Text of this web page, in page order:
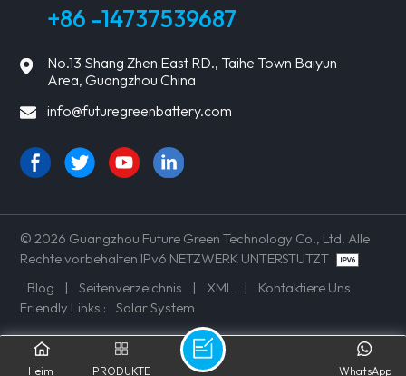
+86 -14737539687
No.13 Shang Zhen East RD., Taihe Town Baiyun
Area, Guangzhou China
info@futuregreenbattery.com
© 2026 Guangzhou Future Green Technology Co., Ltd. Alle
Rechte vorbehalten IPv6 NETZWERK UNTERSTÜTZT
Blog
| Seitenverzeichnis | XML |
Kontaktiere Uns
Friendly Links :
Solar System
Heim PRODUKTE WhatsApp